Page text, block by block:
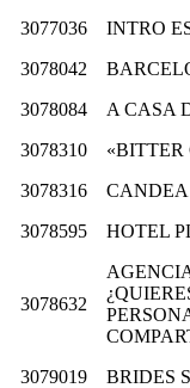
3077036
INTRO
3078042
3078084
A CASA
3078310
«BITTER
3078316
3078595
HOTEL
3078632
3079019 BRIDES